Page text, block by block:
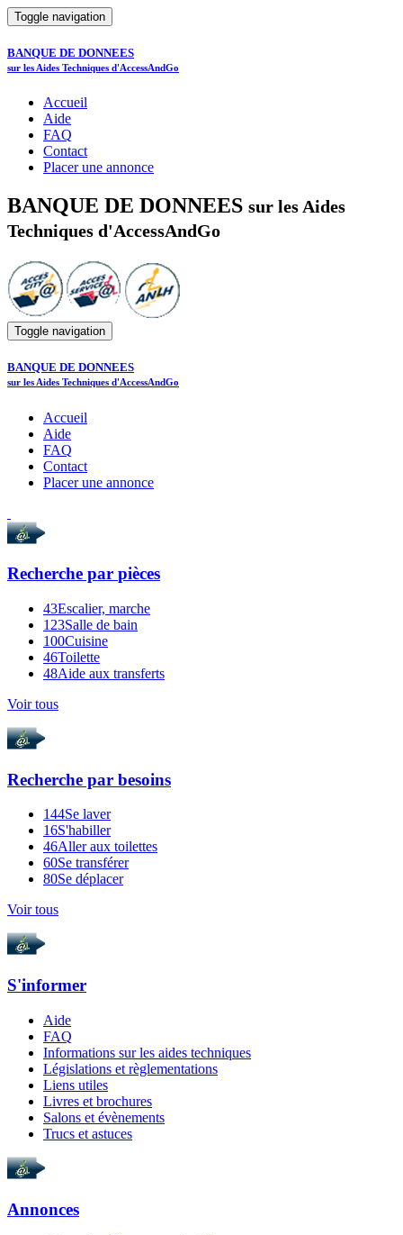
Toggle navigation
BANQUE DE DONNEES
sur les Aides Techniques d'AccessAndGo
Accueil
Aide
FAQ
Contact
Placer une annonce
BANQUE DE DONNEES sur les Aides
Techniques d'AccessAndGo
Toggle navigation
BANQUE DE DONNEES
sur les Aides Techniques d'AccessAndGo
Accueil
Aide
FAQ
Contact
Placer une annonce
Recherche par pièces
43Escalier, marche
123Salle de bain
100Cuisine
46Toilette
48Aide aux transferts
Voir tous
Recherche par besoins
144Se laver
16S'habiller
46Aller aux toilettes
60Se transférer
80Se déplacer
Voir tous
S'informer
Aide
FAQ
Informations sur les aides techniques
Législations et règlementations
Liens utiles
Livres et brochures
Salons et évènements
Trucs et astuces
Annonces